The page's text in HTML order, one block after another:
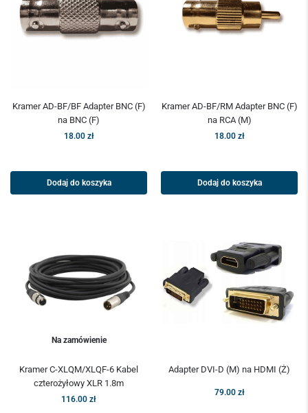
Kramer AD-BF/BF Adapter BNC (F)
na BNC (F)
18.00 zł
Dodaj do koszyka
Kramer AD-BF/RM Adapter BNC (F)
na RCA (M)
18.00 zł
Dodaj do koszyka
Na zamówienie
Kramer C-XLQM/XLQF-6 Kabel
czterożyłowy XLR 1.8m
116.00 zł
Adapter DVI-D (M) na HDMI (Ż)
79.00 zł